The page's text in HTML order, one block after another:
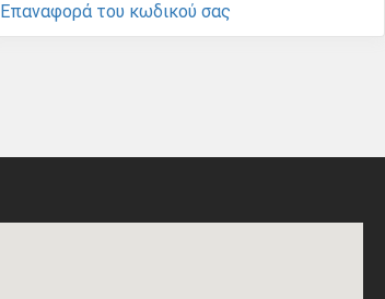
Επαναφορά του κωδικού σας